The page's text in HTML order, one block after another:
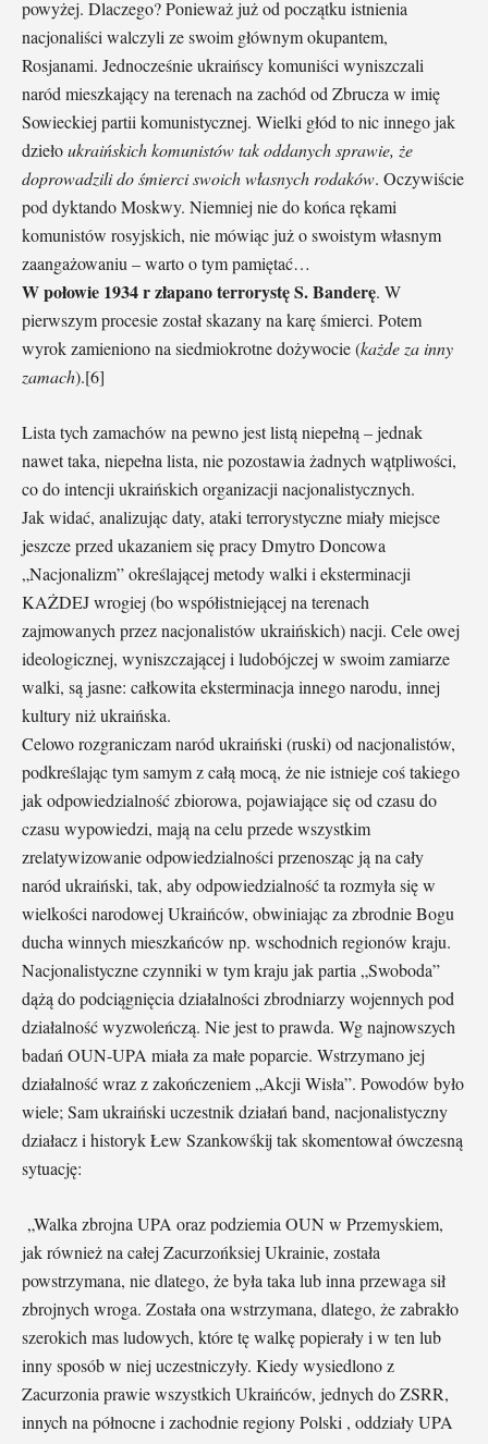
powyżej. Dlaczego? Ponieważ już od początku istnienia
nacjonaliści walczyli ze swoim głównym okupantem,
Rosjanami. Jednocześnie ukraińscy komuniści wyniszczali
naród mieszkający na terenach na zachód od Zbrucza w imię
Sowieckiej partii komunistycznej. Wielki głód to nic innego jak
dziełoukraińskich komunistów tak oddanych sprawie, że
doprowadzili do śmierci swoich własnych rodaków. Oczywiście
pod dyktando Moskwy. Niemniej nie do końca rękami
komunistów rosyjskich, nie mówiąc już o swoistym własnym
zaangażowaniu – warto o tym pamiętać…
W połowie 1934 r złapano terrorystę S. Banderę. W
pierwszym procesie został skazany na karę śmierci. Potem
wyrok zamieniono na siedmiokrotne dożywocie (każde za inny
zamach).[6]
Lista tych zamachów na pewno jest listą niepełną – jednak
nawet taka, niepełna lista, nie pozostawia żadnych wątpliwości,
co do intencji ukraińskich organizacji nacjonalistycznych.
Jak widać, analizując daty, ataki terrorystyczne miały miejsce
jeszcze przed ukazaniem się pracy Dmytro Doncowa
„Nacjonalizm” określającej metody walki i eksterminacji
KAŻDEJ wrogiej (bo współistniejącej na terenach
zajmowanych przez nacjonalistów ukraińskich) nacji. Cele owej
ideologicznej, wyniszczającej i ludobójczej w swoim zamiarze
walki, są jasne: całkowita eksterminacja innego narodu, innej
kultury niż ukraińska.
Celowo rozgraniczam naród ukraiński (ruski) od nacjonalistów,
podkreślając tym samym z całą mocą, że nie istnieje coś takiego
jak odpowiedzialność zbiorowa, pojawiające się od czasu do
czasu wypowiedzi, mają na celu przede wszystkim
zrelatywizowanie odpowiedzialności przenosząc ją na cały
naród ukraiński, tak, aby odpowiedzialność ta rozmyła się w
wielkości narodowej Ukraińców, obwiniając za zbrodnie Bogu
ducha winnych mieszkańców np. wschodnich regionów kraju.
Nacjonalistyczne czynniki w tym kraju jak partia „Swoboda”
dążą do podciągnięcia działalności zbrodniarzy wojennych pod
działalność wyzwoleńczą. Nie jest to prawda. Wg najnowszych
badań OUN-UPA miała za małe poparcie. Wstrzymano jej
działalność wraz z zakończeniem „Akcji Wisła”. Powodów było
wiele; Sam ukraiński uczestnik działań band, nacjonalistyczny
działacz i historyk Łew Szankowśkij tak skomentował ówczesną
sytuację:
„Walka zbrojna UPA oraz podziemia OUN w Przemyskiem,
jak również na całej Zacurzońksiej Ukrainie, została
powstrzymana, nie dlatego, że była taka lub inna przewaga sił
zbrojnych wroga. Została ona wstrzymana, dlatego, że zabrakło
szerokich mas ludowych, które tę walkę popierały i w ten lub
inny sposób w niej uczestniczyły. Kiedy wysiedlono z
Zacurzonia prawie wszystkich Ukraińców, jednych do ZSRR,
innych na północne i zachodnie regiony Polski , oddziały UPA